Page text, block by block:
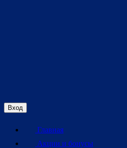
Вход
Главная
Акции и бонусы